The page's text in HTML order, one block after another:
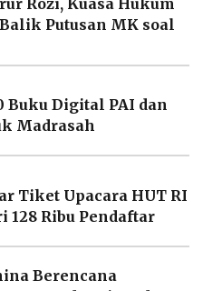
Rozi, Kuasa Hukum
Putusan MK soal
Buku Digital PAI dan
Madrasah
Tiket Upacara HUT RI
128 Ribu Pendaftar
Berencana